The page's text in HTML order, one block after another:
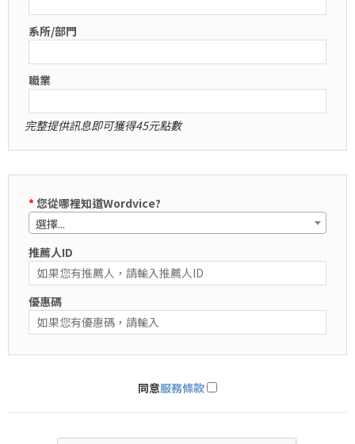
系所/部門
職業
完整提供訊息即可獲得45元點數
*您從哪裡知道Wordvice?
選擇...
推薦人ID
優惠碼
同意服務條款